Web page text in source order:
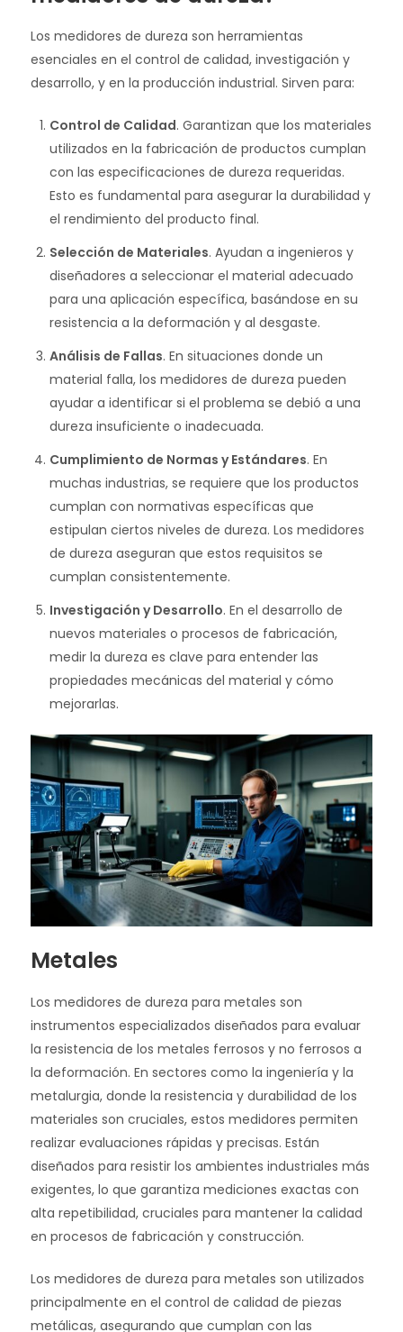
Los medidores de dureza son herramientas
esenciales en el control de calidad, investigación y
desarrollo, y en la producción industrial. Sirven para:
Control de Calidad. Garantizan que los materiales
utilizados en la fabricación de productos cumplan
con las especificaciones de dureza requeridas.
Esto es fundamental para asegurar la durabilidad y
el rendimiento del producto final.
Selección de Materiales. Ayudan a ingenieros y
diseñadores a seleccionar el material adecuado
para una aplicación específica, basándose en su
resistencia a la deformación y al desgaste.
Análisis de Fallas. En situaciones donde un
material falla, los medidores de dureza pueden
ayudar a identificar si el problema se debió a una
dureza insuficiente o inadecuada.
Cumplimiento de Normas y Estándares. En
muchas industrias, se requiere que los productos
cumplan con normativas específicas que
estipulan ciertos niveles de dureza. Los medidores
de dureza aseguran que estos requisitos se
cumplan consistentemente.
Investigación y Desarrollo. En el desarrollo de
nuevos materiales o procesos de fabricación,
medir la dureza es clave para entender las
propiedades mecánicas del material y cómo
mejorarlas.
Metales
Los medidores de dureza para metales son
instrumentos especializados diseñados para evaluar
la resistencia de los metales ferrosos y no ferrosos a
la deformación. En sectores como la ingeniería y la
metalurgia, donde la resistencia y durabilidad de los
materiales son cruciales, estos medidores permiten
realizar evaluaciones rápidas y precisas. Están
diseñados para resistir los ambientes industriales más
exigentes, lo que garantiza mediciones exactas con
alta repetibilidad, cruciales para mantener la calidad
en procesos de fabricación y construcción.
Los medidores de dureza para metales son utilizados
principalmente en el control de calidad de piezas
metálicas, asegurando que cumplan con las